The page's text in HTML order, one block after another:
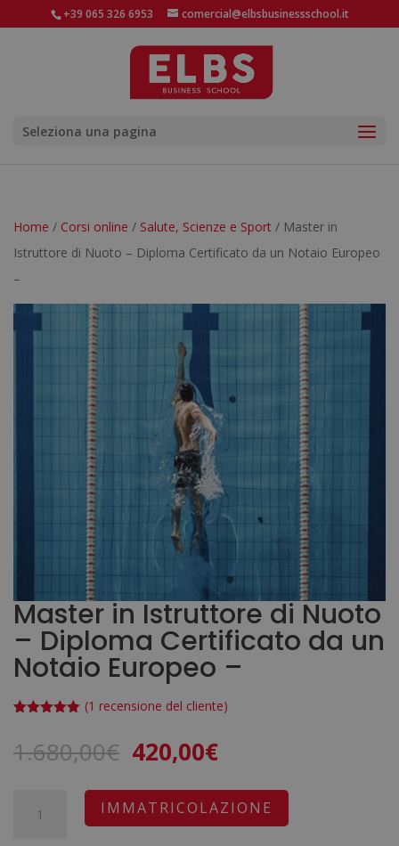
+39 065 326 6953 comercial@elbsbusinessschool.it
Seleziona una pagina
Home / Corsi online / Salute, Scienze e Sport / Master in
Istruttore di Nuoto – Diploma Certificato da un Notaio Europeo
–
Master in Istruttore di Nuoto
– Diploma Certificato da un
Notaio Europeo –
su base
di
(1 recensione del cliente)
1.680,00€ Il
originale
era:
420,00€Il
attuale
è:
IMMATRICOLAZIONE